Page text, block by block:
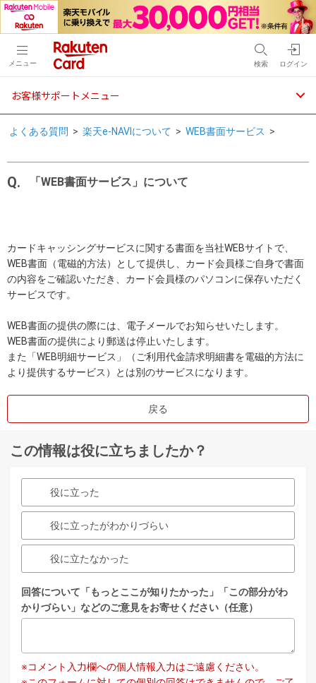
メニュー 検索 ログイン
お客様サポートメニュー
よくある質問 > 楽天e-NAVIについて > WEB書面サービス >
「WEB書面サービス」について
カードキャッシングサービスに関する書面を当社WEBサイトで、
WEB書面（電磁的方法）として提供し、カード会員様ご自身で書面
の内容をご確認いただき、カード会員様のパソコンに保存いただく
サービスです。
WEB書面の提供の際には、電子メールでお知らせいたします。
WEB書面の提供により郵送は停止いたします。
また「WEB明細サービス」（ご利用代金請求明細書を電磁的方法に
より提供するサービス）とは別のサービスになります。
戻る
この情報は役に立ちましたか？
役に立った
役に立ったがわかりづらい
役に立たなかった
回答について「もっとここが知りたかった」「この部分がわ
かりづらい」などのご意見をお寄せください（任意）
※コメント入力欄への個人情報入力はご遠慮ください。